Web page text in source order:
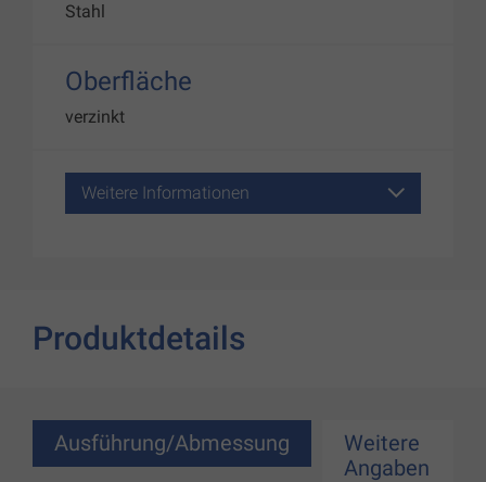
Stahl
Oberfläche
verzinkt
Weitere Informationen
Produktdetails
Ausführung/Abmessung
Weitere
Angaben